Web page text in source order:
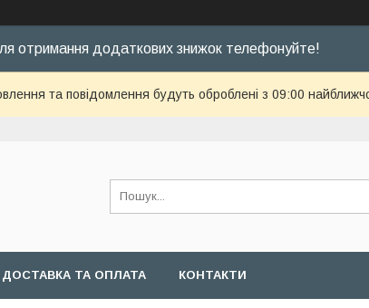
отримання додаткових знижок телефонуйте!
та повідомлення будуть оброблені з 09:00
ДОСТАВКА ТА ОПЛАТА КОНТАКТИ